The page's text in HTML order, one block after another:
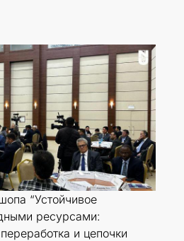
“Устойчивое
ресурсами:
и цепочки